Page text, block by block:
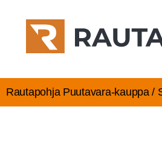
Rautapohja Puutavara-kauppa /